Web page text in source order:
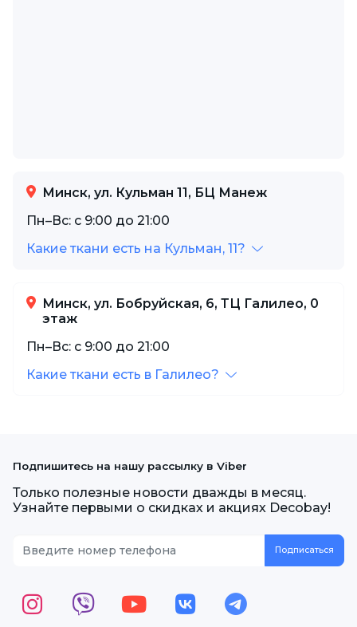
Минск, ул. Кульман 11, БЦ Манеж
Пн–Вс: с 9:00 до 21:00
Какие ткани есть на Кульман, 11?
Минск, ул. Бобруйская, 6, ТЦ Галилео, 0
этаж
Пн–Вс: с 9:00 до 21:00
Какие ткани есть в Галилео?
Подпишитесь на нашу рассылку в Viber
Только полезные новости дважды в месяц.
Узнайте первыми о скидках и акциях Decobay!